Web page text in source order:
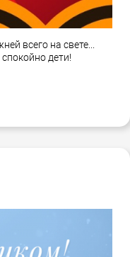
всего на свете...
дети!